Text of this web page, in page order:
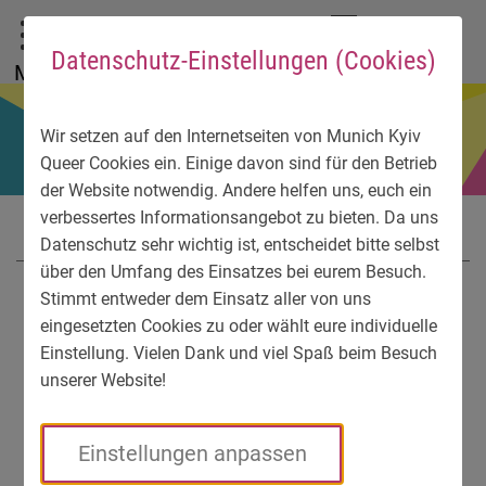
Datenschutz-Einstellungen (Cookies)
Wir setzen auf den Internetseiten von Munich Kyiv
Queer Cookies ein. Einige davon sind für den Betrieb
der Website notwendig. Andere helfen uns, euch ein
verbessertes Informationsangebot zu bieten. Da uns
Datenschutz sehr wichtig ist, entscheidet bitte selbst
über den Umfang des Einsatzes bei eurem Besuch.
Stimmt entweder dem Einsatz aller von uns
eingesetzten Cookies zu oder wählt eure individuelle
Einstellung. Vielen Dank und viel Spaß beim Besuch
unserer Website!
Einstellungen anpassen
Zum Hauptmenü
Zum Sprachmenü
Zur Suche
Zum Inhalt
Zu den Service-Informationen
Menü